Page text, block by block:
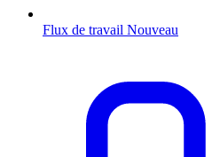
Flux de travail Nouveau